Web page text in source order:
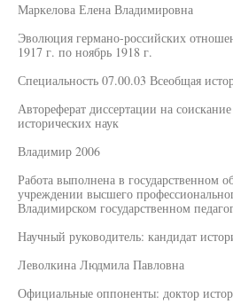
Маркелова Елена Владимировна
Эволюция германо-российских
1917 г. по ноябрь 1918 г.
Специальность 07.00.03 Всеобщая
Автореферат диссертации на
исторических наук
Владимир 2006
Работа выполнена в государственном
учреждении высшего
Владимирском государственном
Научный руководитель: кандидат
Леволкина Людмила Павловна
Официальные оппоненты: доктор